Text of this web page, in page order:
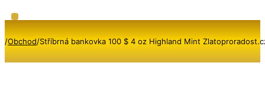
/Obchod/Stříbrná bankovka 100 $ 4 oz Highland Mint